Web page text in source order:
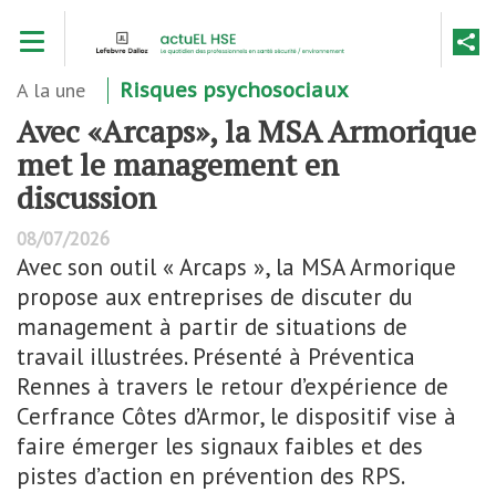
contenu
A la une Risques psychosociaux
Avec «Arcaps», la MSA Armorique
met le management en
discussion
08/07/2026
Avec son outil « Arcaps », la MSA Armorique
propose aux entreprises de discuter du
management à partir de situations de
travail illustrées. Présenté à Préventica
Rennes à travers le retour d’expérience de
Cerfrance Côtes d’Armor, le dispositif vise à
faire émerger les signaux faibles et des
pistes d’action en prévention des RPS.